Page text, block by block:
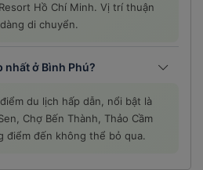
Hồ Chí Minh. Vị trí thuận
di chuyển.
nhất ở Bình Phú?
du lịch hấp dẫn, nổi bật là
Chợ Bến Thành, Thảo Cầm
điểm đến không thể bỏ qua.